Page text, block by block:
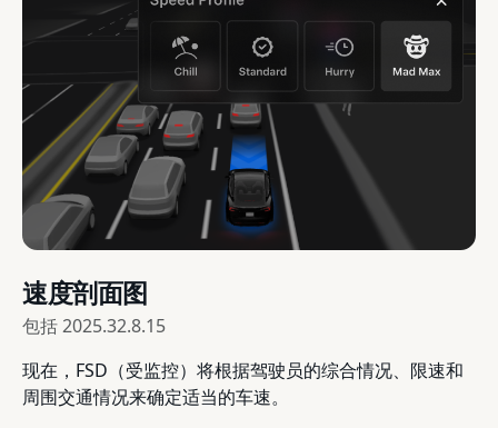
速度剖面图
包括2025.32.8.15
现在，FSD（受监控）将根据驾驶员的综合情况、限速和
周围交通情况来确定适当的车速。